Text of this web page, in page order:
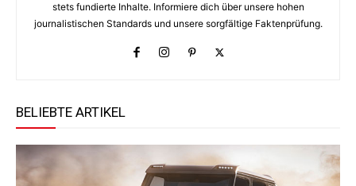
stets fundierte Inhalte. Informiere dich über unsere hohen
journalistischen Standards und unsere sorgfältige Faktenprüfung.
BELIEBTE ARTIKEL